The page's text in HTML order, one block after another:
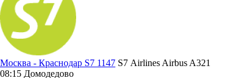
Москва - Краснодар S7 1147 S7 Airlines Airbus A321
08:15 Домодедово